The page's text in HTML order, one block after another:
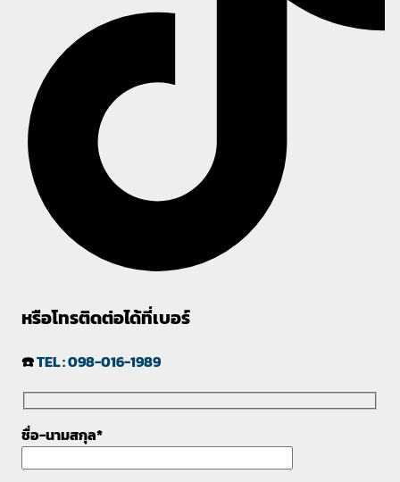
หรือโทรติดต่อได้ที่เบอร์
☎️TEL : 098-016-1989
ชื่อ-นามสกุล*